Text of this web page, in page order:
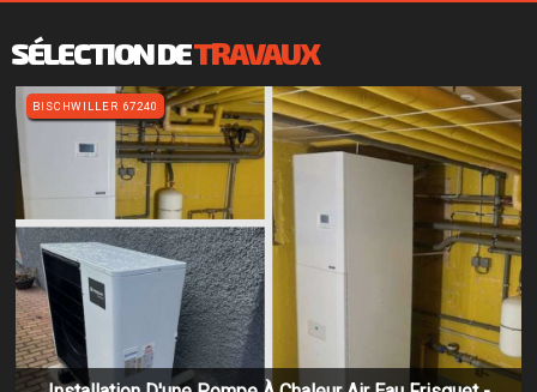
SÉLECTION DETRAVAUX
BISCHWILLER 67240